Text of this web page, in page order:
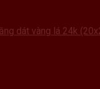
dát vàng lá 24k